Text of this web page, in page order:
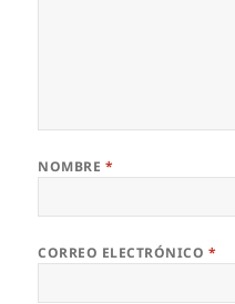
NOMBRE *
CORREO ELECTRÓNICO *